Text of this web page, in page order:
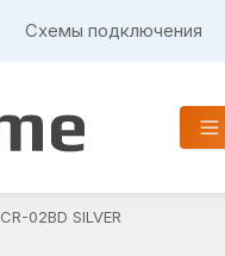
Схемы подключения
CR-02BD SILVER